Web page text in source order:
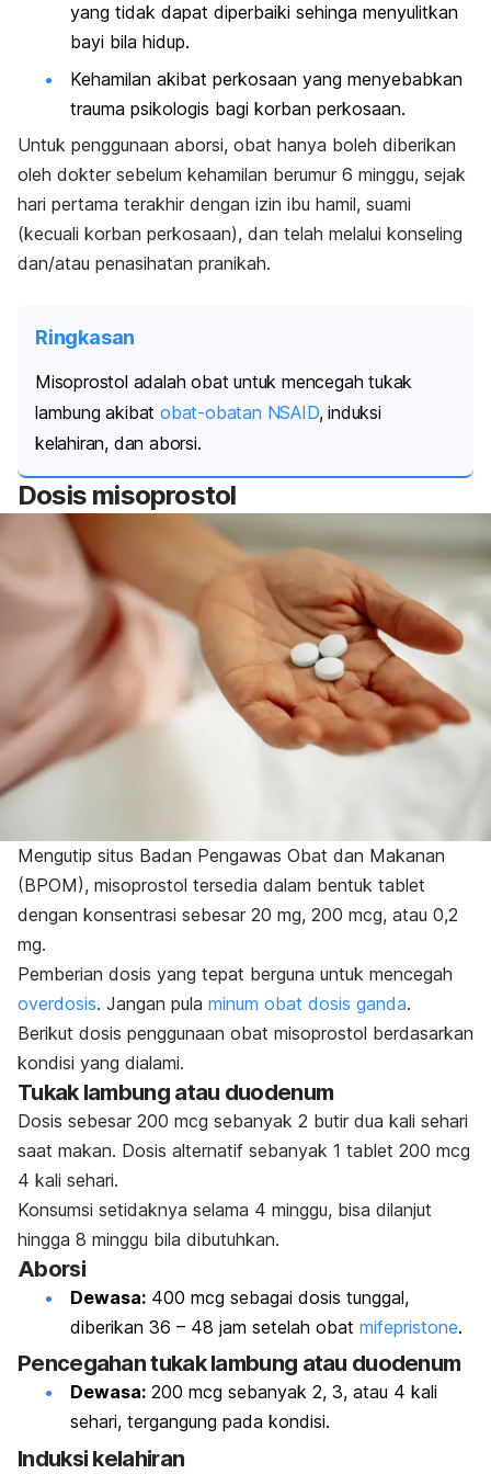
yang tidak dapat diperbaiki sehinga menyulitkan
bayi bila hidup.
Kehamilan akibat perkosaan yang menyebabkan
trauma psikologis bagi korban perkosaan.
Untuk penggunaan aborsi, obat hanya boleh diberikan
oleh dokter sebelum kehamilan berumur 6 minggu, sejak
hari pertama terakhir dengan izin ibu hamil, suami
(kecuali korban perkosaan), dan telah melalui konseling
dan/atau penasihatan pranikah.
Ringkasan
Misoprostol adalah obat untuk mencegah tukak
lambung akibatobat-obatan NSAID, induksi
kelahiran, dan aborsi.
Dosis misoprostol
Mengutip situs Badan Pengawas Obat dan Makanan
(BPOM), misoprostol tersedia dalam bentuk tablet
dengan konsentrasi sebesar 20 mg, 200 mcg, atau 0,2
mg.
Pemberian dosis yang tepat berguna untuk mencegah
overdosis. Jangan pula minum obat dosis ganda.
Berikut dosis penggunaan obat misoprostol berdasarkan
kondisi yang dialami.
Tukak lambung atau duodenum
Dosis sebesar 200 mcg sebanyak 2 butir dua kali sehari
saat makan. Dosis alternatif sebanyak 1 tablet 200 mcg
4 kali sehari.
Konsumsi setidaknya selama 4 minggu, bisa dilanjut
hingga 8 minggu bila dibutuhkan.
Aborsi
Dewasa: 400 mcg sebagai dosis tunggal,
diberikan 36 – 48 jam setelah obat mifepristone.
Pencegahan tukak lambung atau duodenum
Dewasa: 200 mcg sebanyak 2, 3, atau 4 kali
sehari, tergangung pada kondisi.
Induksi kelahiran